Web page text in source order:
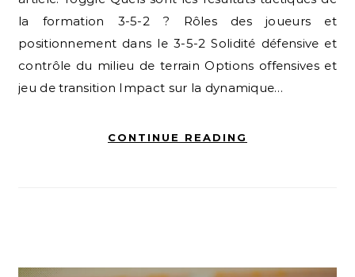
la formation 3-5-2 ? Rôles des joueurs et
positionnement dans le 3-5-2 Solidité défensive et
contrôle du milieu de terrain Options offensives et
jeu de transition Impact sur la dynamique…
CONTINUE READING